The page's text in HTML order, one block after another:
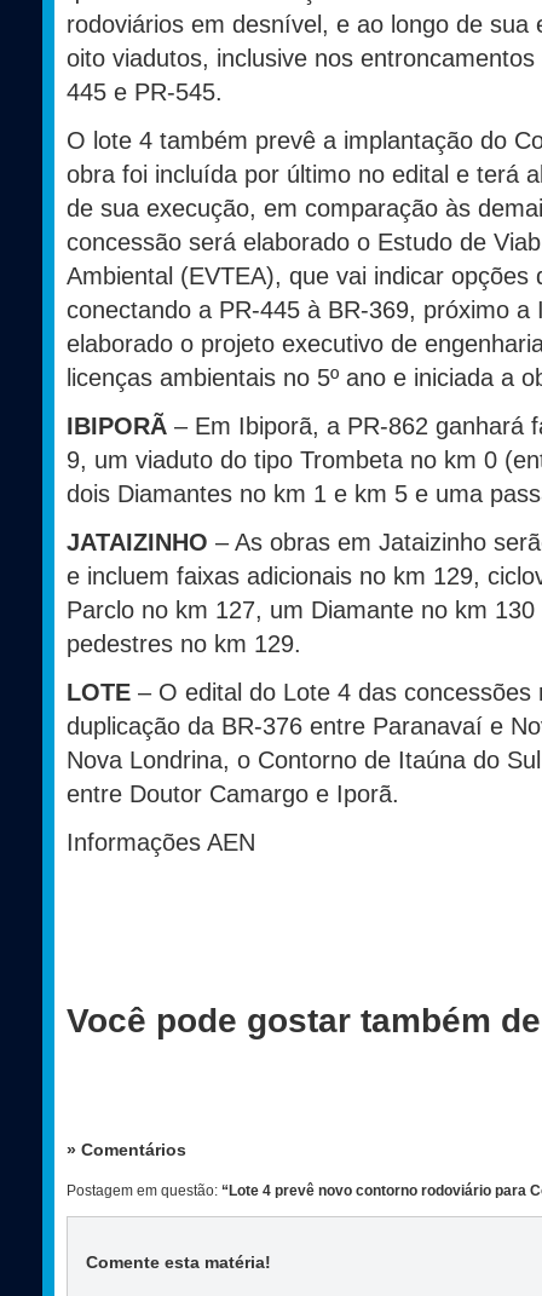
rodoviários em desnível, e ao longo de sua
oito viadutos, inclusive nos
445 e PR-545.
O lote 4 também prevê a implantação do
obra foi incluída por último no edital e terá
de sua execução, em comparação às
concessão será elaborado o Estudo de
Ambiental (EVTEA), que vai indicar
conectando a PR-445 à BR-369, próximo a
elaborado o projeto executivo de
licenças ambientais no 5º ano e iniciada a
IBIPORÃ – Em Ibiporã, a PR-862 ganhará
9, um viaduto do tipo Trombeta no km 0
dois Diamantes no km 1 e km 5 e uma
JATAIZINHO – As obras em Jataizinho
e incluem faixas adicionais no km 129,
Parclo no km 127, um Diamante no km
pedestres no km 129.
LOTE – O edital do Lote 4 das
duplicação da BR-376 entre Paranavaí e
Nova Londrina, o Contorno de Itaúna do
entre Doutor Camargo e Iporã.
Informações AEN
Você pode gostar também
» Comentários
Postagem em questão: “Lote 4 prevê novo contorno rodoviário para
Comente esta matéria!